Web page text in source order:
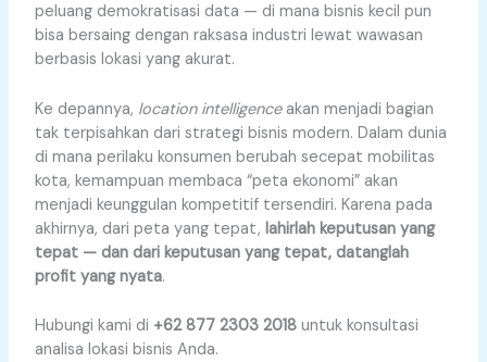
peluang demokratisasi data — di mana bisnis kecil pun
bisa bersaing dengan raksasa industri lewat wawasan
berbasis lokasi yang akurat.
Ke depannya, location intelligenceakan menjadi bagian
tak terpisahkan dari strategi bisnis modern. Dalam dunia
di mana perilaku konsumen berubah secepat mobilitas
kota, kemampuan membaca “peta ekonomi” akan
menjadi keunggulan kompetitif tersendiri. Karena pada
akhirnya, dari peta yang tepat, lahirlah keputusan yang
tepat — dan dari keputusan yang tepat, datanglah
profit yang nyata.
Hubungi kami di +62 877 2303 2018untuk konsultasi
analisa lokasi bisnis Anda.